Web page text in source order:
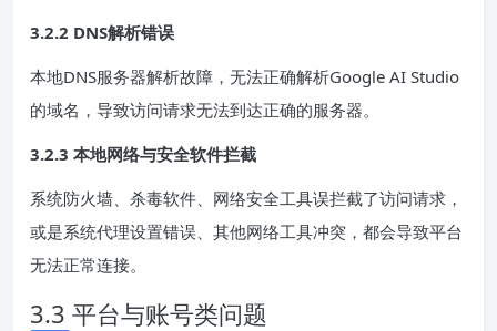
3.2.2 DNS解析错误
本地DNS服务器解析故障，无法正确解析Google AI Studio
的域名，导致访问请求无法到达正确的服务器。
3.2.3 本地网络与安全软件拦截
系统防火墙、杀毒软件、网络安全工具误拦截了访问请求，
或是系统代理设置错误、其他网络工具冲突，都会导致平台
无法正常连接。
3.3 平台与账号类问题